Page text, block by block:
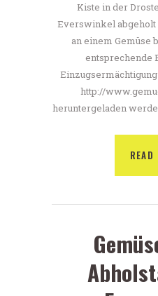
Kiste in der
Everswinkel
an einem Gemüse
entsprechende
http://
heruntergeladen
READ